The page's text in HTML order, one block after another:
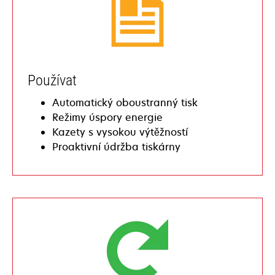
Používat
Automatický oboustranný tisk
Režimy úspory energie
Kazety s vysokou výtěžností
Proaktivní údržba tiskárny